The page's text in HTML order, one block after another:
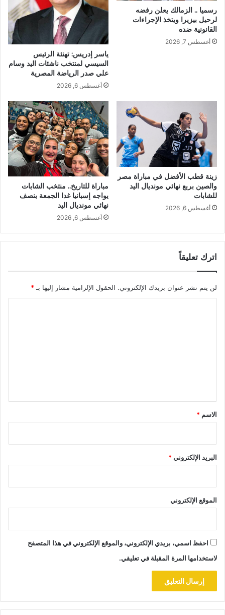
رسميا .. الزمالك يعلن رفضه
لرحيل بيزيرا ويتخذ الإجراءات
القانونية ضده
أغسطس 7, 2026
ياسر إدريس: تهنئة الرئيس
السيسي لمنتخب ناشئات اليد وسام
علي صدر الرياضة المصرية
أغسطس 6, 2026
زينة قطب الأفضل في مباراة مصر
والصين بربع نهائي مونديال اليد
للشابات
أغسطس 6, 2026
مباراة للتاريخ.. منتخب الشابات
يواجه إسبانيا غدا الجمعة بنصف
نهائي مونديال اليد
أغسطس 6, 2026
اترك تعليقاً
لن يتم نشر عنوان بريدك الإلكتروني. الحقول الإلزامية مشار إليها بـ*
*
الاسم *
البريد الإلكتروني*
الموقع الإلكتروني
احفظ اسمي، بريدي الإلكتروني، والموقع الإلكتروني في هذا المتصفح
لاستخدامها المرة المقبلة في تعليقي.